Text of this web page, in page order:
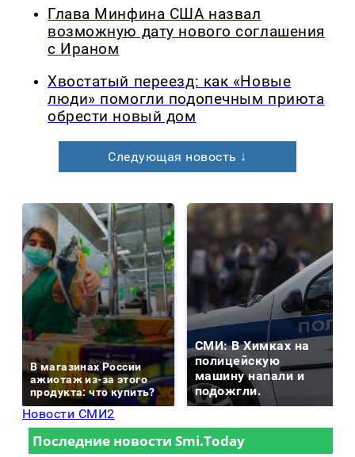
Глава Минфина США назвал
возможную дату нового соглашения
с Ираном
Хвостатый переезд: как «Новые
люди» помогли подопечным приюта
обрести новый дом
Следующая новость ↓
В магазинах России
ажиотаж из-за этого
продукта: что купить?
СМИ: В Химках на
полицейскую
машину напали и
подожгли.
Новости СМИ2